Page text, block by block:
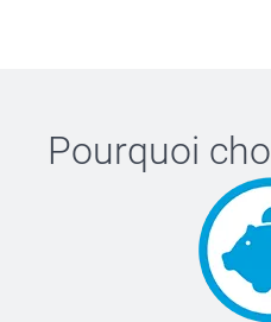
Procédure de marquage
Lavez le vêtement avant
Pourquoi